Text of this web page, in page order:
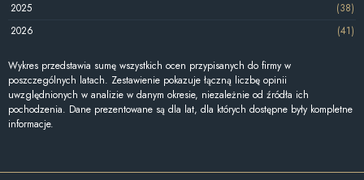
2025
(38)
2026
(41)
Wykres przedstawia sumę wszystkich ocen przypisanych do firmy w
poszczególnych latach. Zestawienie pokazuje łączną liczbę opinii
uwzględnionych w analizie w danym okresie, niezależnie od źródła ich
pochodzenia. Dane prezentowane są dla lat, dla których dostępne były kompletne
informacje.